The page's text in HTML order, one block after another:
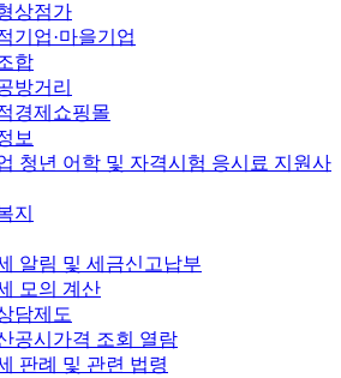
상점가
기업·마을기업
합
방거리
경제쇼핑몰
보
청년 어학 및 자격시험 응시료 지원사
지
알림 및 세금신고납부
모의 계산
담제도
공시가격 조회 열람
판례 및 관련 법령